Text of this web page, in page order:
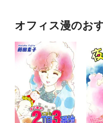
オフィス漫のお